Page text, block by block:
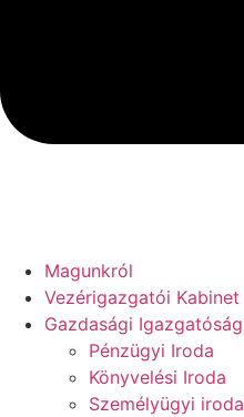
Magunkról
Vezérigazgatói Kabinet
Gazdasági Igazgatóság
Pénzügyi Iroda
Könyvelési Iroda
Személyügyi iroda